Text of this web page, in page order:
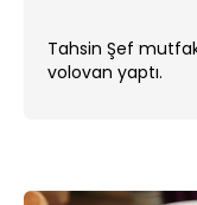
Tahsin Şef
volovan yaptı.